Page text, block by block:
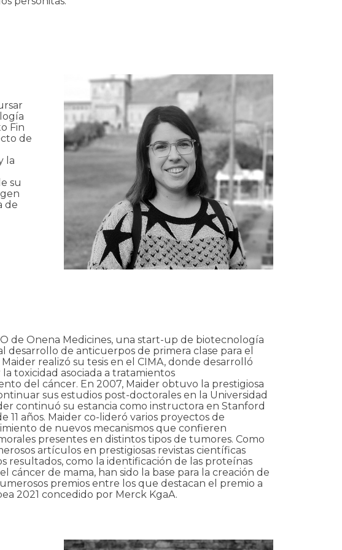
Fin
de
la
su
de
de Onena Medicines, una start-up de biotecnología
desarrollo de anticuerpos de primera clase para el
realizó su tesis en el CIMA, donde desarrolló
toxicidad asociada a tratamientos
del cáncer. En 2007, Maider obtuvo la prestigiosa
sus estudios post-doctorales en la Universidad
continuó su estancia como instructora en Stanford
años. Maider co-lideró varios proyectos de
de nuevos mecanismos que confieren
presentes en distintos tipos de tumores. Como
artículos en prestigiosas revistas científicas
resultados, como la identificación de las proteínas
cáncer de mama, han sido la base para la creación de
premios entre los que destacan el premio a
2021 concedido por Merck KgaA.